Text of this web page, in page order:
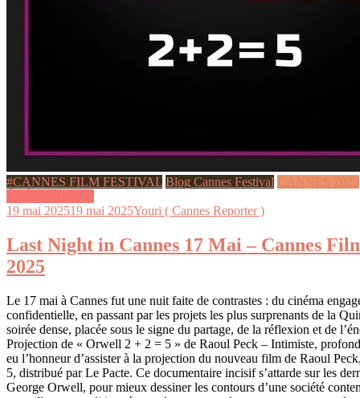
#CANNES FILM FESTIVAL Blog Cannes Festival CANNES 2025
ÉVÉNEMENTS
19 mai 202519 mai 2025Youri ( Cannes Reporter )
Last Night in Cannes 17 Mai – Cannes
2025
Le 17 mai à Cannes fut une nuit faite de contrastes : du cinéma
confidentielle, en passant par les projets les plus surprenants de la
soirée dense, placée sous le signe du partage, de la réflexion et de
Projection de « Orwell 2 + 2 = 5 » de Raoul Peck – Intimiste,
eu l’honneur d’assister à la projection du nouveau film de Raoul
5, distribué par Le Pacte. Ce documentaire incisif s’attarde sur les
George Orwell, pour mieux dessiner les contours d’une société